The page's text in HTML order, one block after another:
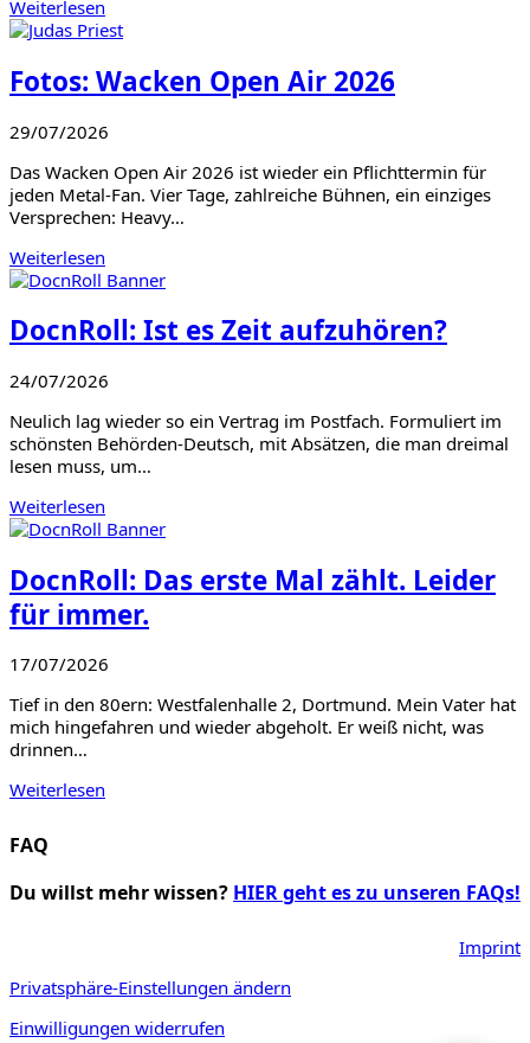
Weiterlesen
Fotos: Wacken Open Air 2026
29/07/2026
Das Wacken Open Air 2026 ist wieder ein Pflichttermin für
jeden Metal-Fan. Vier Tage, zahlreiche Bühnen, ein einziges
Versprechen: Heavy…
Weiterlesen
DocnRoll: Ist es Zeit aufzuhören?
24/07/2026
Neulich lag wieder so ein Vertrag im Postfach. Formuliert im
schönsten Behörden-Deutsch, mit Absätzen, die man dreimal
lesen muss, um…
Weiterlesen
DocnRoll: Das erste Mal zählt. Leider
für immer.
17/07/2026
Tief in den 80ern: Westfalenhalle 2, Dortmund. Mein Vater hat
mich hingefahren und wieder abgeholt. Er weiß nicht, was
drinnen…
Weiterlesen
FAQ
Du willst mehr wissen? HIER geht es zu unseren FAQs!
Imprint
Privatsphäre-Einstellungen ändern
Einwilligungen widerrufen